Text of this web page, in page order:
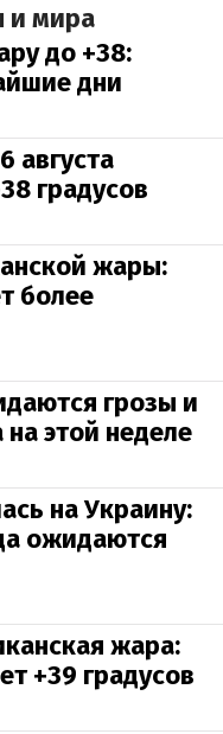
и мира
до +38:
дни
августа
градусов
жары:
более
грозы и
этой неделе
на Украину:
ожидаются
жара:
+39 градусов